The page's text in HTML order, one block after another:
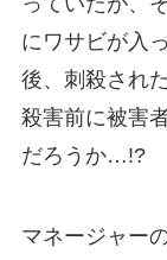
にワサビが入
後、刺殺され
殺害前に被害
だろうか…!?
マネージャー